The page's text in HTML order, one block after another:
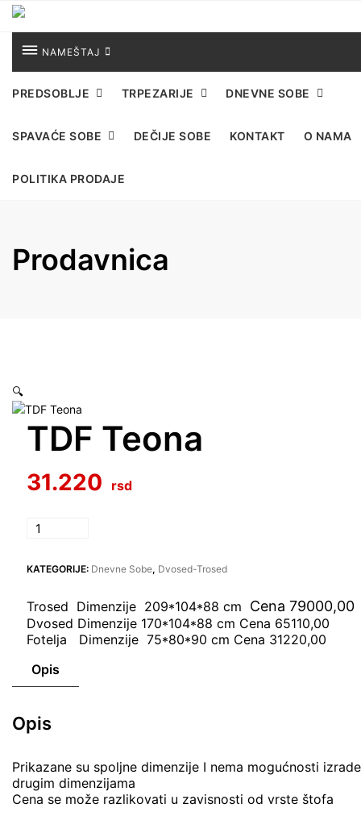
Skip
content
NAMEŠTAJ
PREDSOBLJE TRPEZARIJE DNEVNE SOBE
SPAVAĆE SOBE DEČIJE SOBE KONTAKT O NAMA
POLITIKA PRODAJE
Prodavnica
🔍
TDF Teona
31.220
TDF
količina
KATEGORIJE: Dnevne Sobe, Dvosed-Trosed
Trosed Dimenzije 209*104*88 cm Cena 79000,00
Dvosed Dimenzije 170*104*88 cm Cena 65110,00
Fotelja Dimenzije 75*80*90 cm Cena 31220,00
Opis
Opis
Prikazane su spoljne dimenzije I nema mogućnosti
drugim dimenzijama
Cena se može razlikovati u zavisnosti od vrste štofa